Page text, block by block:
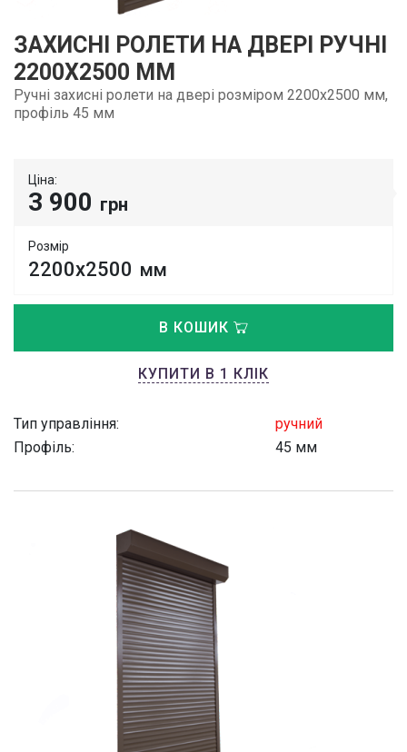
ЗАХИСНІ РОЛЕТИ НА ДВЕРІ РУЧНІ
2200Х2500 ММ
Ручні захисні ролети на двері розміром 2200х2500 мм,
профіль 45 мм
Ціна:
3 900 грн
Розмір
2200х2500 мм
В КОШИК
КУПИТИ В 1 КЛІК
Тип управління:
ручний
Профіль:
45 мм